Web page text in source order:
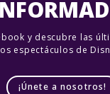
y descubre las
espectáculos de
¡Únete a nosotros!